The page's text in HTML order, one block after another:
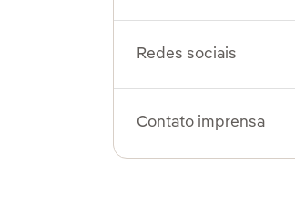
Redes sociais
Contato imprensa